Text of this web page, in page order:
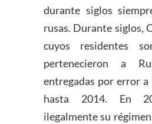
durante siglos
rusas. Durante siglos,
cuyos residentes
pertenecieron a
entregadas por error a
hasta 2014. En
ilegalmente su